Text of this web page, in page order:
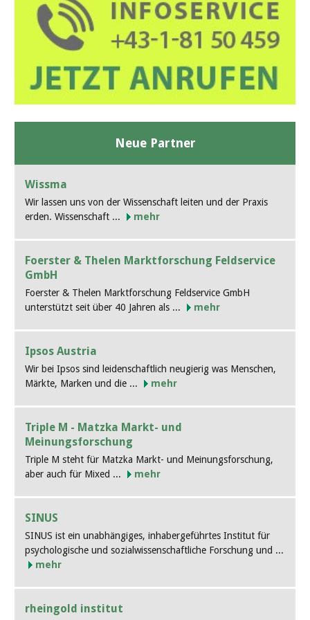
Neue Partner
Wissma
Wir lassen uns von der Wissenschaft leiten und der Praxis
erden. Wissenschaft ...
mehr
Foerster & Thelen Marktforschung Feldservice
GmbH
Foerster & Thelen Marktforschung Feldservice GmbH
unterstützt seit über 40 Jahren als ...
mehr
Ipsos Austria
Wir bei Ipsos sind leidenschaftlich neugierig was Menschen,
Märkte, Marken und die ...
mehr
Triple M - Matzka Markt- und
Meinungsforschung
Triple M steht für Matzka Markt- und Meinungsforschung,
aber auch für Mixed ...
mehr
SINUS
SINUS ist ein unabhängiges, inhabergeführtes Institut für
psychologische und sozialwissenschaftliche Forschung und ...
mehr
rheingold institut